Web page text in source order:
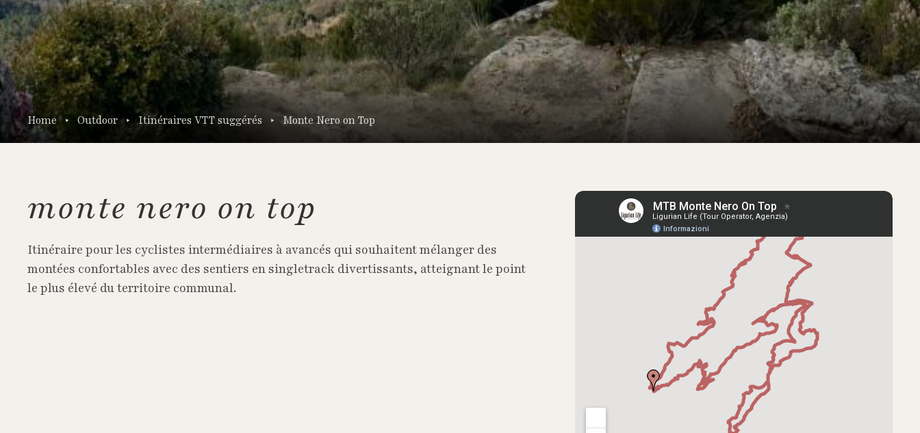
Home Outdoor Itinéraires VTT suggérés Monte Nero on Top
monte nero on top
Itinéraire pour les cyclistes intermédiaires à avancés qui souhaitent mélanger des
montées confortables avec des sentiers en singletrack divertissants, atteignant le point
le plus élevé du territoire communal.